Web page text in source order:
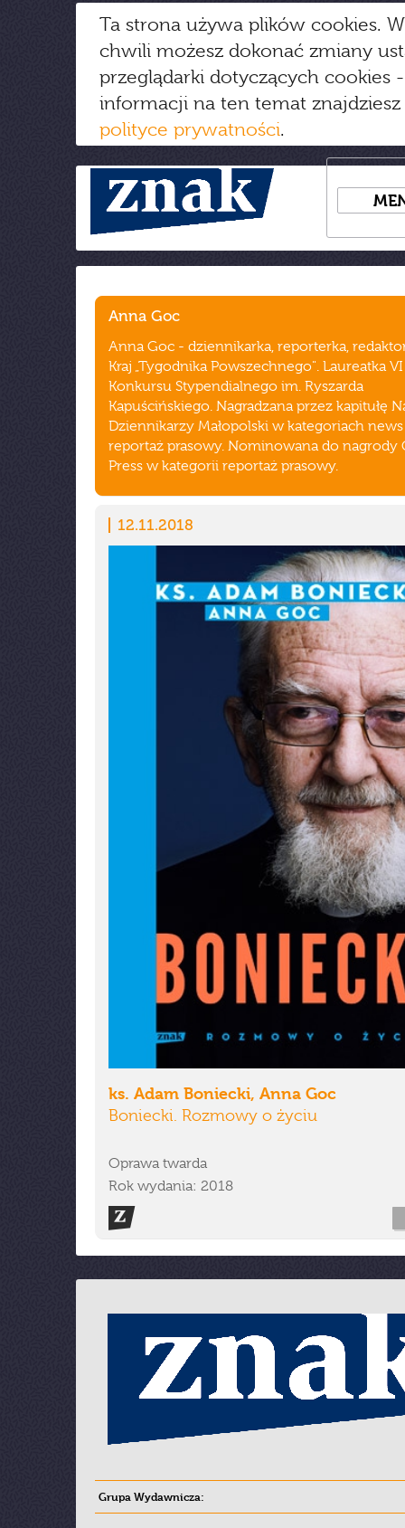
Ta strona używa plików cookies.
chwili możesz dokonać zmiany
przeglądarki dotyczących cookies
informacji na ten temat
polityce prywatności.
Anna Goc
Anna Goc - dziennikarka, reporterka,
Kraj „Tygodnika Powszechnego". Laureatka
Konkursu Stypendialnego im. Ryszarda
Kapuścińskiego. Nagradzana przez kapitułę
Dziennikarzy Małopolski w kategoriach
reportaż prasowy. Nominowana do nagrody
Press w kategorii reportaż prasowy.
12.11.2018
ks. Adam Boniecki, Anna Goc
Boniecki. Rozmowy o życiu
Oprawa twarda
Rok wydania: 2018
Grupa Wydawnicza: